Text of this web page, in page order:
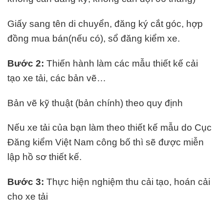
Giấy sang tên di chuyển, đăng ký cắt góc, hợp
đồng mua bán(nếu có), sổ đăng kiểm xe.
Bước 2: Thiến hành làm các mẫu thiết kế cải
tạo xe tải, các bản vẽ…
Bản vẽ kỹ thuật (bản chính) theo quy định
Nếu xe tải của bạn làm theo thiết kế mẫu do Cục
Đăng kiểm Việt Nam công bố thì sẽ được miễn
lập hồ sơ thiết kế.
Bước 3: Thực hiện nghiệm thu cải tạo, hoán cải
cho xe tải